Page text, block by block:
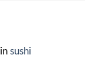
in sushi